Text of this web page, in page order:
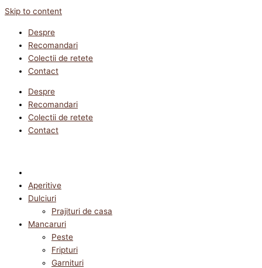
Skip to content
Despre
Recomandari
Colectii de retete
Contact
Despre
Recomandari
Colectii de retete
Contact
Aperitive
Dulciuri
Prajituri de casa
Mancaruri
Peste
Fripturi
Garnituri